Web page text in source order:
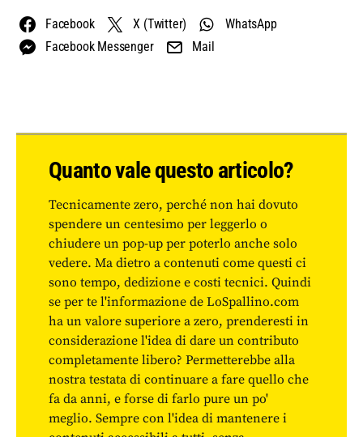
Facebook X (Twitter)
WhatsApp
Facebook Messenger
Mail
Quanto vale questo articolo?
Tecnicamente zero, perché non hai dovuto
spendere un centesimo per leggerlo o
chiudere un pop-up per poterlo anche solo
vedere. Ma dietro a contenuti come questi ci
sono tempo, dedizione e costi tecnici. Quindi
se per te l'informazione de LoSpallino.com
ha un valore superiore a zero, prenderesti in
considerazione l'idea di dare un contributo
completamente libero? Permetterebbe alla
nostra testata di continuare a fare quello che
fa da anni, e forse di farlo pure un po'
meglio. Sempre con l'idea di mantenere i